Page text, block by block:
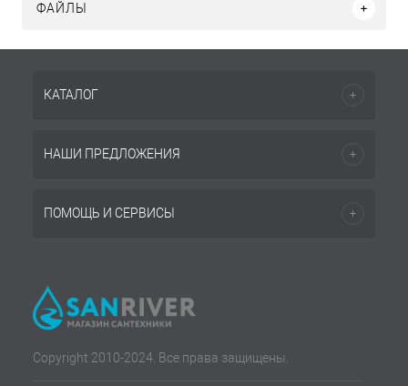
ФАЙЛЫ
КАТАЛОГ
НАШИ ПРЕДЛОЖЕНИЯ
ПОМОЩЬ И СЕРВИСЫ
Copyright 2010-2024. Все права защищены.